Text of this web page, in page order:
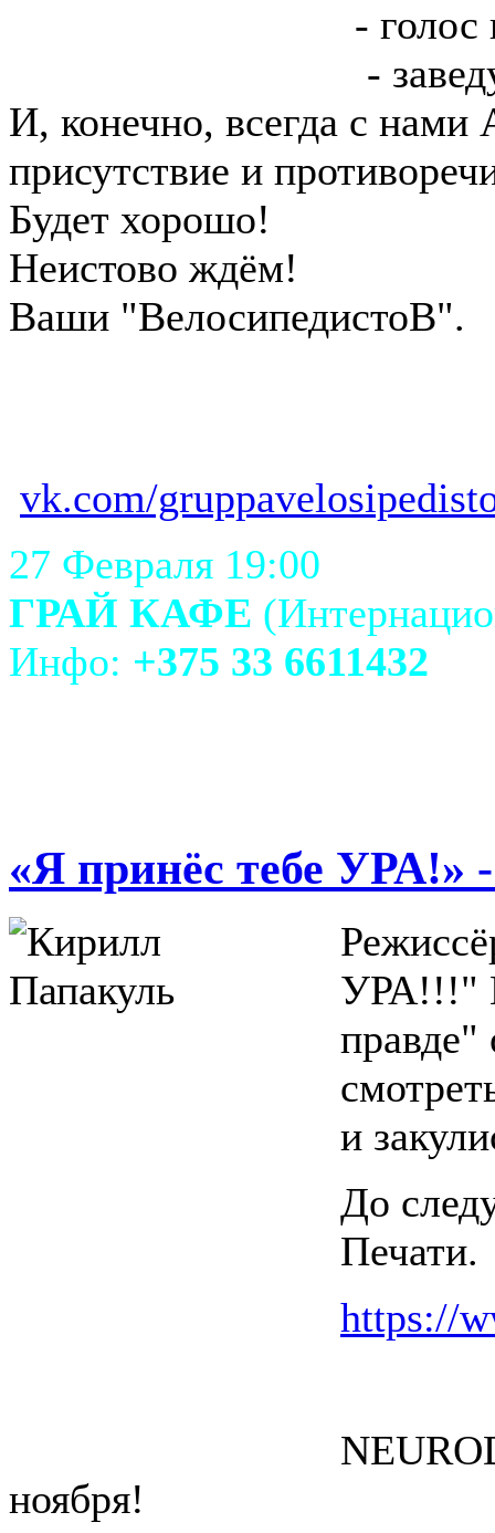
- голос
-
И, конечно, всегда с
присутствие и
Будет хорошо!
Неистово ждём!
Ваши "ВелосипедистоВ".
vk.com/
27 Февраля 19:00
ГРАЙ КАФЕ
Инфо: +375 33 6611432
«Я принёс тебе УРА!»
УРА!!!"
правде"
и
До
Печати.
https://
ноября!